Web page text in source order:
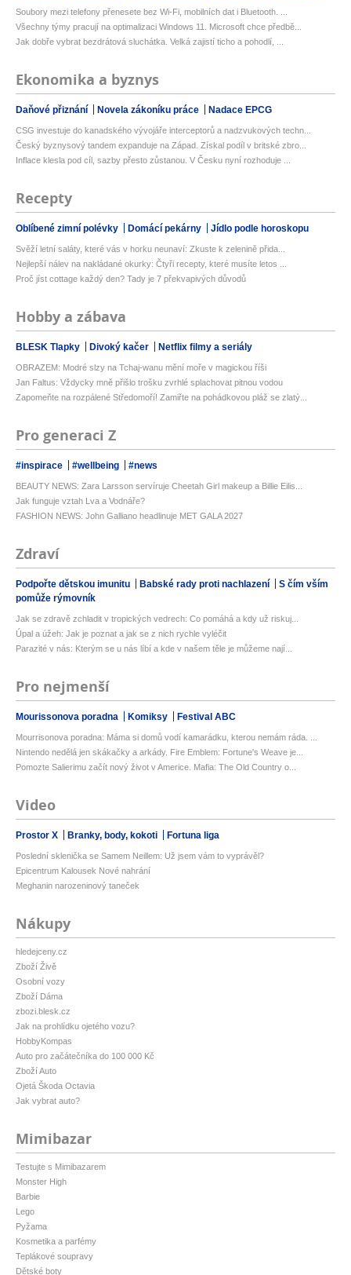
Soubory mezi telefony přenesete bez Wi-Fi, mobilních dat i Bluetooth. ...
Všechny týmy pracují na optimalizaci Windows 11. Microsoft chce předbě...
Jak dobře vybrat bezdrátová sluchátka. Velká zajistí ticho a pohodlí, ...
Ekonomika a byznys
Daňové přiznání Novela zákoníku práce Nadace EPCG
CSG investuje do kanadského vývojáře interceptorů a nadzvukových techn...
Český byznysový tandem expanduje na Západ. Získal podíl v britské zbro...
Inflace klesla pod cíl, sazby přesto zůstanou. V Česku nyní rozhoduje ...
Recepty
Oblíbené zimní polévky Domácí pekárny Jídlo podle horoskopu
Svěží letní saláty, které vás v horku neunaví: Zkuste k zelenině přida...
Nejlepší nálev na nakládané okurky: Čtyři recepty, které musíte letos ...
Proč jíst cottage každý den? Tady je 7 překvapivých důvodů
Hobby a zábava
BLESK Tlapky Divoký kačer Netflix filmy a seriály
OBRAZEM: Modré slzy na Tchaj-wanu mění moře v magickou říši
Jan Faltus: Vždycky mně přišlo trošku zvrhlé splachovat pitnou vodou
Zapomeňte na rozpálené Středomoří! Zamiřte na pohádkovou pláž se zlatý...
Pro generaci Z
#inspirace #wellbeing #news
BEAUTY NEWS: Zara Larsson servíruje Cheetah Girl makeup a Billie Eilis...
Jak funguje vztah Lva a Vodnáře?
FASHION NEWS: John Galliano headlinuje MET GALA 2027
Zdraví
Podpořte dětskou imunitu Babské rady proti nachlazení
S čím vším
pomůže rýmovník
Jak se zdravě zchladit v tropických vedrech: Co pomáhá a kdy už riskuj...
Úpal a úžeh: Jak je poznat a jak se z nich rychle vyléčit
Parazité v nás: Kterým se u nás líbí a kde v našem těle je můžeme nají...
Pro nejmenší
Mourissonova poradna Komiksy Festival ABC
Mourrisonova poradna: Máma si domů vodí kamarádku, kterou nemám ráda. ...
Nintendo nedělá jen skákačky a arkády. Fire Emblem: Fortune's Weave je...
Pomozte Salierimu začít nový život v Americe. Mafia: The Old Country o...
Video
Prostor X Branky, body, kokoti Fortuna liga
Poslední sklenička se Samem Neillem: Už jsem vám to vyprávěl?
Epicentrum Kalousek Nové nahrání
Meghanin narozeninový taneček
Nákupy
hledejceny.cz
Zboží Živě
Osobní vozy
Zboží Dáma
zbozi.blesk.cz
Jak na prohlídku ojetého vozu?
HobbyKompas
Auto pro začátečníka do 100 000 Kč
Zboží Auto
Ojetá Škoda Octavia
Jak vybrat auto?
Mimibazar
Testujte s Mimibazarem
Monster High
Barbie
Lego
Pyžama
Kosmetika a parfémy
Teplákové soupravy
Dětské boty